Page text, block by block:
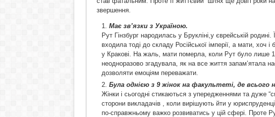
звершення.
Має зв’язки з Україною.
Рут Гінзбург народилась у Брукліні,у єврейській
входила тоді до складу Російської імперії, а мати,
у Кракові. На жаль, мати померла, коли Рут було лише
неодноразово згадувала, як на все життя запам’ятала
дозволяти емоціям переважати.
Була однією з 9 жінок на факультеті, де всього
Жінки і сьогодні стикаються з упередженнями та дуже
сторони викладачів , коли вирішують йти у
по-справжньому важко розвиватись у цій сфері. Проте